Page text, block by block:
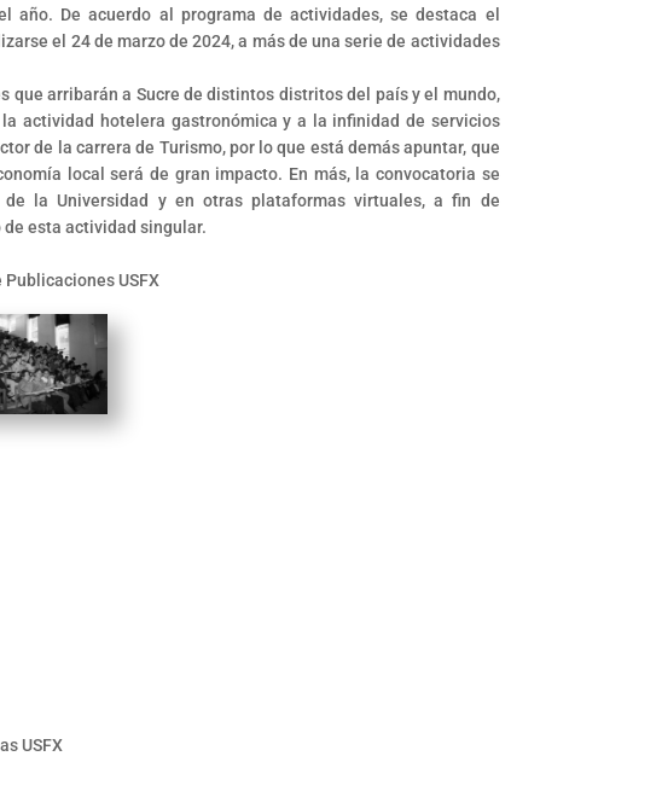
año. De acuerdo al programa de actividades, se destaca el
el 24 de marzo de 2024, a más de una serie de actividades
que arribarán a Sucre de distintos distritos del país y el mundo,
actividad hotelera gastronómica y a la infinidad de servicios
de la carrera de Turismo, por lo que está demás apuntar, que
local será de gran impacto. En más, la convocatoria se
la Universidad y en otras plataformas virtuales, a fin de
esta actividad singular.
USFX
USFX